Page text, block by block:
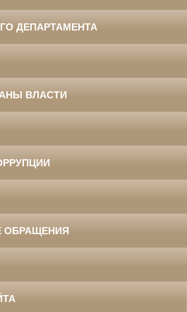
ДЕПАРТАМЕНТА
ВЛАСТИ
ОБРАЩЕНИЯ